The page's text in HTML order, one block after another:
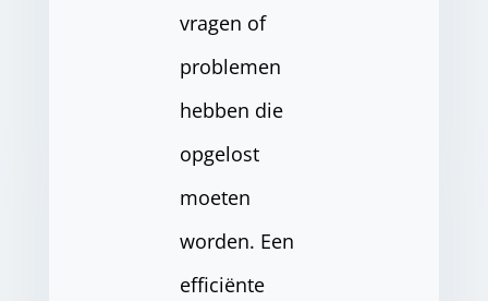
vragen of
problemen
hebben die
opgelost
moeten
worden. Een
efficiënte